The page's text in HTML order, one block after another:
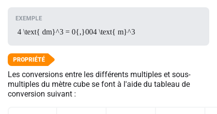
4 \text{ dm}^3 = 0{,}004 \text{ m}^3
Les conversions entre les différents multiples et sous-
multiples du mètre cube se font à l'aide du tableau de
conversion suivant :